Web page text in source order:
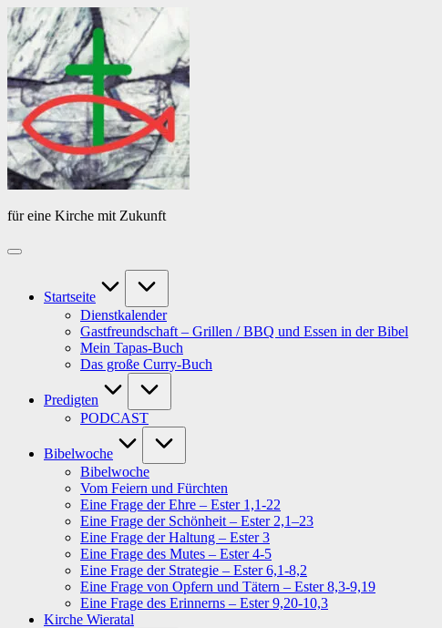
Skip
to
content
von
PfarrerB
für eine Kirche mit Zukunft
Startseite
Dienstkalender
Gastfreundschaft – Grillen / BBQ und Essen in der Bibel
Mein Tapas-Buch
Das große Curry-Buch
Predigten
PODCAST
Bibelwoche
Bibelwoche
Vom Feiern und Fürchten
Eine Frage der Ehre – Ester 1,1-22
Eine Frage der Schönheit – Ester 2,1–23
Eine Frage der Haltung – Ester 3
Eine Frage des Mutes – Ester 4-5
Eine Frage der Strategie – Ester 6,1-8,2
Eine Frage von Opfern und Tätern – Ester 8,3-9,19
Eine Frage des Erinnerns – Ester 9,20-10,3
Kirche Wieratal